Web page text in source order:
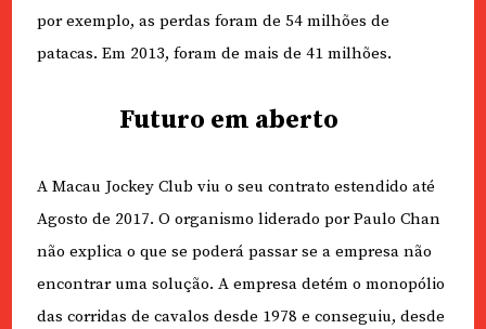
por exemplo, as perdas foram de 54 milhões de
patacas. Em 2013, foram de mais de 41 milhões.
Futuro em aberto
A Macau Jockey Club viu o seu contrato estendido até
Agosto de 2017. O organismo liderado por Paulo Chan
não explica o que se poderá passar se a empresa não
encontrar uma solução. A empresa detém o monopólio
das corridas de cavalos desde 1978 e conseguiu, desde